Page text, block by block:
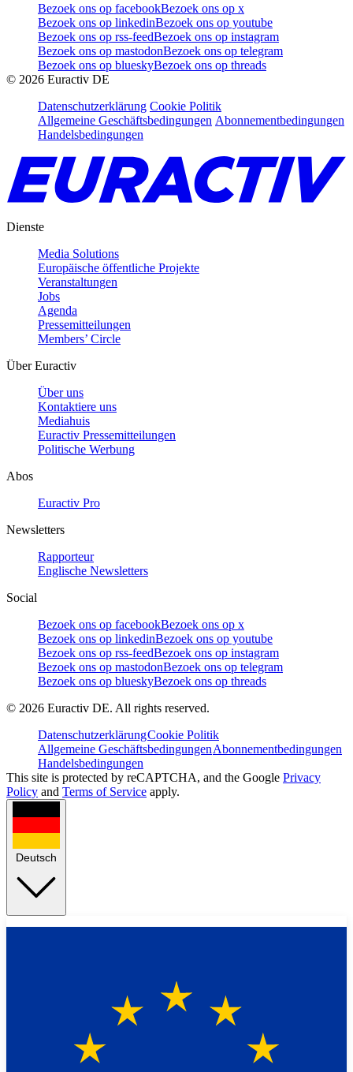
Bezoek ons op facebookBezoek ons op x
Bezoek ons op linkedinBezoek ons op youtube
Bezoek ons op rss-feedBezoek ons op instagram
Bezoek ons op mastodonBezoek ons op telegram
Bezoek ons op blueskyBezoek ons op threads
© 2026 Euractiv DE
Datenschutzerklärung Cookie Politik
Allgemeine Geschäftsbedingungen Abonnementbedingungen
Handelsbedingungen
Dienste
Media Solutions
Europäische öffentliche Projekte
Veranstaltungen
Jobs
Agenda
Pressemitteilungen
Members’ Circle
Über Euractiv
Über uns
Kontaktiere uns
Mediahuis
Euractiv Pressemitteilungen
Politische Werbung
Abos
Euractiv Pro
Newsletters
Rapporteur
Englische Newsletters
Social
Bezoek ons op facebookBezoek ons op x
Bezoek ons op linkedinBezoek ons op youtube
Bezoek ons op rss-feedBezoek ons op instagram
Bezoek ons op mastodonBezoek ons op telegram
Bezoek ons op blueskyBezoek ons op threads
© 2026 Euractiv DE. All rights reserved.
DatenschutzerklärungCookie Politik
Allgemeine GeschäftsbedingungenAbonnementbedingungen
Handelsbedingungen
This site is protected by reCAPTCHA, and the Google Privacy
Policy and Terms of Service apply.
Deutsch